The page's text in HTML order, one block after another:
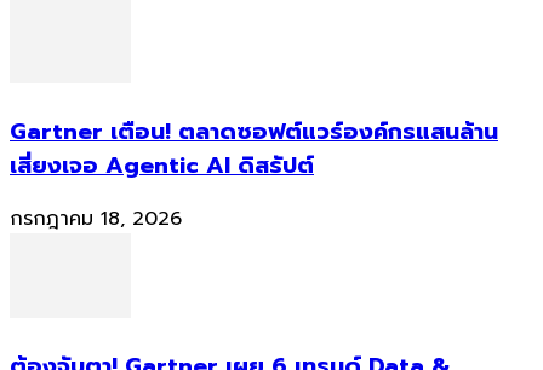
Gartner เตือน! ตลาดซอฟต์แวร์องค์กรแสนล้าน
เสี่ยงเจอ Agentic AI ดิสรัปต์
กรกฎาคม 18, 2026